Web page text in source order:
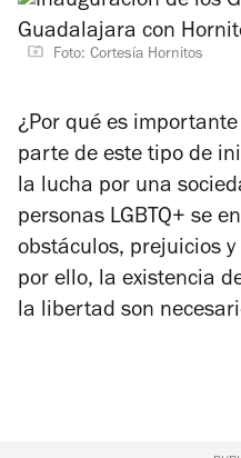
Foto: Cortesía Hornitos
¿Por qué es
parte de este tipo de
la lucha por una
personas LGBTQ+ se
obstáculos, prejuicios
por ello, la existencia
la libertad son